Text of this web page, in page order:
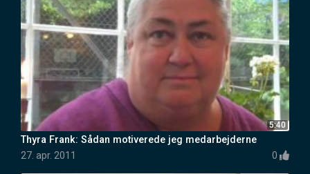
5:40
Thyra Frank: Sådan motiverede jeg medarbejderne
27. apr. 2011 0